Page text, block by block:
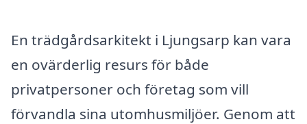
En trädgårdsarkitekt i Ljungsarp kan vara
en ovärderlig resurs för både
privatpersoner och företag som vill
förvandla sina utomhusmiljöer. Genom att